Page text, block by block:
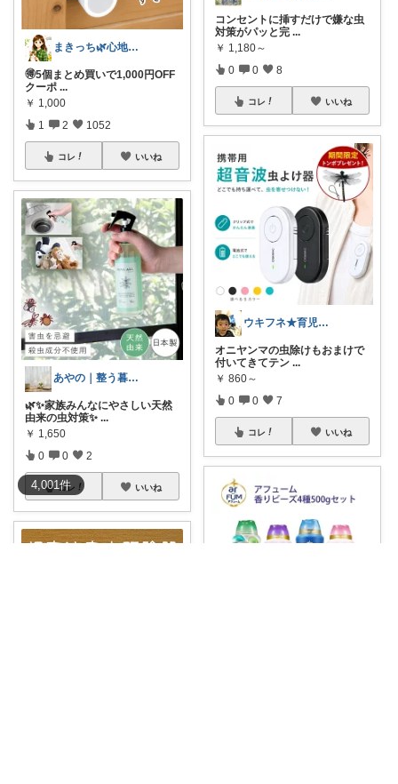
4,001件
まきっち🌿心地よい暮らし🌿
🉐5個まとめ買いで1,000円OFF
クーポ ...
￥ 1,000
1 2 1052
コレ いいね
あやの｜整う暮らしROOM
🌿✨家族みんなにやさしい天然
由来の虫対策✨ ...
￥ 1,650
0 0 2
コレ いいね
コンセントに挿すだけで嫌な虫
対策がパッと完 ...
￥ 1,180～
0 0 8
コレ いいね
ウキフネ★育児・子育てが楽になるアイテム
オニヤンマの虫除けもおまけで
付いてきてテン ...
￥ 860～
0 0 7
コレ いいね